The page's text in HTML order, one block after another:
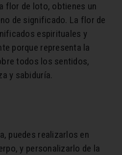
flor de loto, obtienes un
de significado. La flor de
espirituales y
porque representa la
todos los sentidos,
y sabiduría.
puedes realizarlos en
y personalizarlo de la